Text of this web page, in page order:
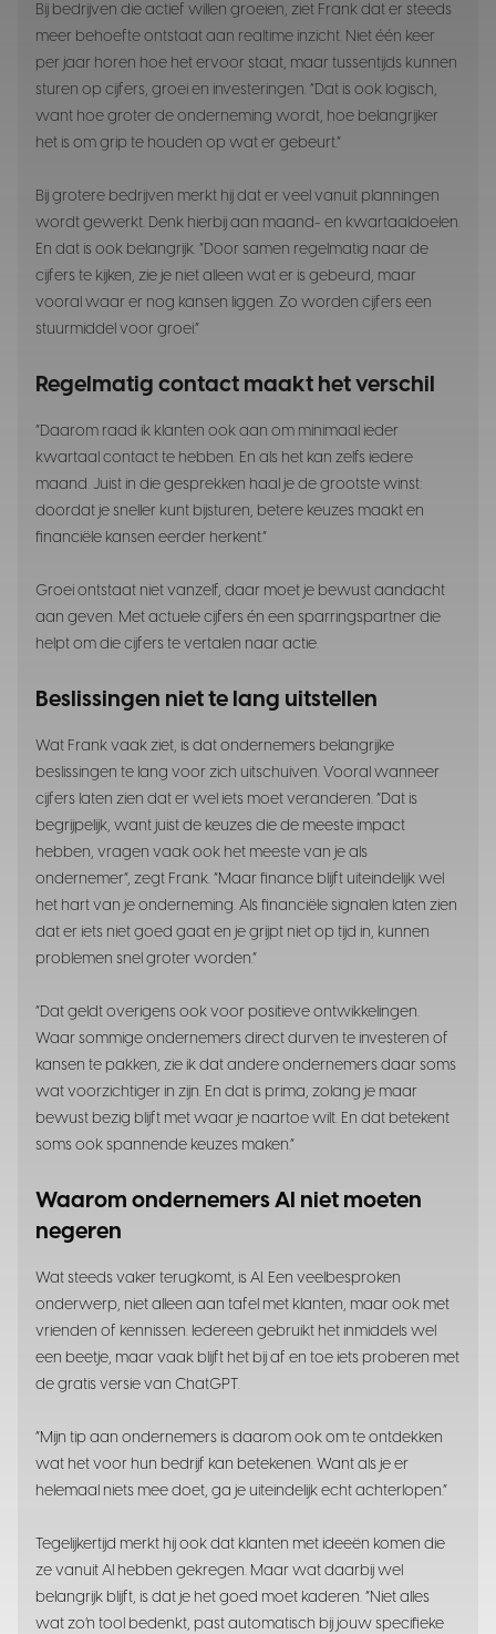
Bij bedrijven die actief willen groeien, ziet Frank dat er steeds
meer behoefte ontstaat aan realtime inzicht. Niet één keer
per jaar horen hoe het ervoor staat, maar tussentijds kunnen
sturen op cijfers, groei en investeringen. “Dat is ook logisch,
want hoe groter de onderneming wordt, hoe belangrijker
het is om grip te houden op wat er gebeurt.”
Bij grotere bedrijven merkt hij dat er veel vanuit planningen
wordt gewerkt. Denk hierbij aan maand- en kwartaaldoelen.
En dat is ook belangrijk. “Door samen regelmatig naar de
cijfers te kijken, zie je niet alleen wat er is gebeurd, maar
vooral waar er nog kansen liggen. Zo worden cijfers een
stuurmiddel voor groei.”
Regelmatig contact maakt het verschil
“Daarom raad ik klanten ook aan om minimaal ieder
kwartaal contact te hebben. En als het kan zelfs iedere
maand. Juist in die gesprekken haal je de grootste winst:
doordat je sneller kunt bijsturen, betere keuzes maakt en
financiële kansen eerder herkent.”
Groei ontstaat niet vanzelf, daar moet je bewust aandacht
aan geven. Met actuele cijfers én een sparringspartner die
helpt om die cijfers te vertalen naar actie.
Beslissingen niet te lang uitstellen
Wat Frank vaak ziet, is dat ondernemers belangrijke
beslissingen te lang voor zich uitschuiven. Vooral wanneer
cijfers laten zien dat er wel iets moet veranderen. “Dat is
begrijpelijk, want juist de keuzes die de meeste impact
hebben, vragen vaak ook het meeste van je als
ondernemer”, zegt Frank. “Maar finance blijft uiteindelijk wel
het hart van je onderneming. Als financiële signalen laten zien
dat er iets niet goed gaat en je grijpt niet op tijd in, kunnen
problemen snel groter worden.”
“Dat geldt overigens ook voor positieve ontwikkelingen.
Waar sommige ondernemers direct durven te investeren of
kansen te pakken, zie ik dat andere ondernemers daar soms
wat voorzichtiger in zijn. En dat is prima, zolang je maar
bewust bezig blijft met waar je naartoe wilt. En dat betekent
soms ook spannende keuzes maken.”
Waarom ondernemers AI niet moeten
negeren
Wat steeds vaker terugkomt, is AI. Een veelbesproken
onderwerp, niet alleen aan tafel met klanten, maar ook met
vrienden of kennissen. Iedereen gebruikt het inmiddels wel
een beetje, maar vaak blijft het bij af en toe iets proberen met
de gratis versie van ChatGPT.
“Mijn tip aan ondernemers is daarom ook om te ontdekken
wat het voor hun bedrijf kan betekenen. Want als je er
helemaal niets mee doet, ga je uiteindelijk echt achterlopen.”
Tegelijkertijd merkt hij ook dat klanten met ideeën komen die
ze vanuit AI hebben gekregen. Maar wat daarbij wel
belangrijk blijft, is dat je het goed moet kaderen. “Niet alles
wat zo’n tool bedenkt, past automatisch bij jouw specifieke